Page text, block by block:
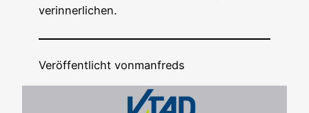
verinnerlichen.
Veröffentlicht vonmanfreds